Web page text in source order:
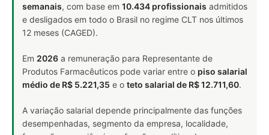
semanais, com base em 10.434 profissionais admitidos
e desligados em todo o Brasil no regime CLT nos últimos
12 meses (CAGED).
Em 2026 a remuneração para Representante de
Produtos Farmacêuticos pode variar entre o piso salarial
médio de R$ 5.221,35 e o teto salarial de R$ 12.711,60.
A variação salarial depende principalmente das funções
desempenhadas, segmento da empresa, localidade,